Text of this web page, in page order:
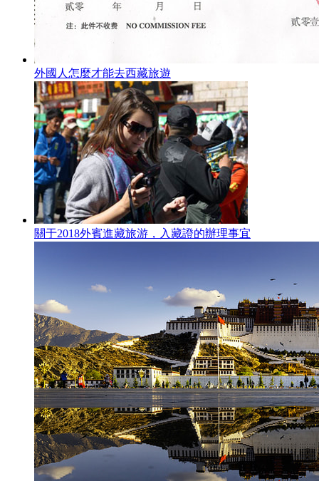
外國人怎麼才能去西藏旅遊
關于2018外賓進藏旅游，入藏證的辦理事宜